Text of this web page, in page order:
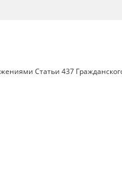
Статьи 437